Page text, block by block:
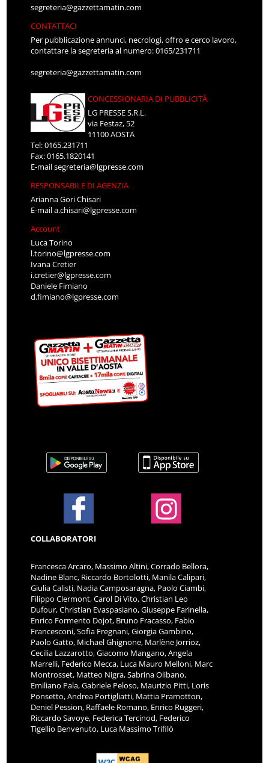
segreteria@gazzettamatin.com
CONTATTACI
Per pubblicazione annunci, necrologi, offro e cerco lavoro,
contattare la segreteria al numero: 0165/231711
segreteria@gazzettamatin.com
CONCESSIONARIA DI PUBBLICITÀ
LG PRESSE S.R.L.
via Festaz, 52
11100 AOSTA
Tel: 0165.231711
Fax: 0165.1820141
E-mailsegreteria@lgpresse.com
RESPONSABILE DI AGENZIA
Arianna Gori Chisari
E-maila.chisari@lgpresse.com
Account
Luca Torino
l.torino@lgpresse.com
Ivana Cretier
i.cretier@lgpresse.com
Daniele Fimiano
d.fimiano@lgpresse.com
COLLABORATORI
Francesca Arcaro, Massimo Altini, Corrado Bellora,
Nadine Blanc, Riccardo Bortolotti, Manila Calipari,
Giulia Calisti, Nadia Camposaragna, Paolo Ciambi,
Filippo Clermont, Carol Di Vito, Christian Leo
Dufour, Christian Evaspasiano, Giuseppe Farinella,
Enrico Formento Dojot, Bruno Fracasso, Fabio
Francesconi, Sofia Fregnani, Giorgia Gambino,
Paolo Gatto, Michael Ghignone, Marlène Jorrioz,
Cecilia Lazzarotto, Giacomo Mangano, Angela
Marrelli, Federico Mecca, Luca Mauro Melloni, Marc
Montrosset, Matteo Nigra, Sabrina Olibano,
Emiliano Pala, Gabriele Peloso, Maurizio Pitti, Loris
Ponsetto, Andrea Portigliatti, Mattia Pramotton,
Deniel Pession, Raffaele Romano, Enrico Ruggeri,
Riccardo Savoye, Federica Tercinod, Federico
Tigellio Benvenuto, Luca Massimo Trifilò